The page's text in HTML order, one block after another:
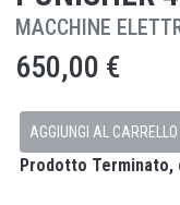
MACCHINE
650,00 €
AGGIUNGI AL CARRELLO
Prodotto